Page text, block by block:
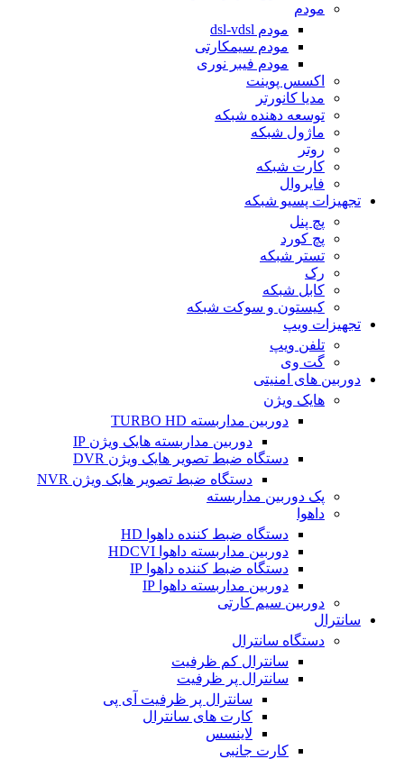
مودم
مودم dsl-vdsl
مودم سیمکارتی
مودم فیبر نوری
اکسس پوینت
مدیا کانورتر
توسعه دهنده شبکه
ماژول شبکه
روتر
کارت شبکه
فایروال
تجهیزات پسیو شبکه
پچ پنل
پچ کورد
تستر شبکه
رک
کابل شبکه
کیستون و سوکت شبکه
تجهیزات ویپ
تلفن ویپ
گت وی
دوربین های امنیتی
هایک ویژن
دوربین مداربسته TURBO HD
دوربین مداربسته هایک ویژن IP
دستگاه ضبط تصویر هایک ویژن DVR
دستگاه ضبط تصویر هایک ویژن NVR
پک دوربین مداربسته
داهوا
دستگاه ضبط کننده داهوا HD
دوربین مداربسته داهوا HDCVI
دستگاه ضبط کننده داهوا IP
دوربین مداربسته داهوا IP
دوربین سیم کارتی
سانترال
دستگاه سانترال
سانترال کم ظرفیت
سانترال پر ظرفیت
سانترال پر ظرفیت آی پی
کارت های سانترال
لاینسس
کارت جانبی